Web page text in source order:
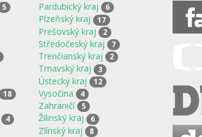
5
18
4
Pardubický kraj 6
Plzeňský kraj 17
Prešovský kraj 2
Středočeský kraj 7
Trenčianský kraj 2
Trnavský kraj 3
Ústecký kraj 12
Vysočina 4
Zahraničí 5
Žilinský kraj 6
Zlínský kraj 8